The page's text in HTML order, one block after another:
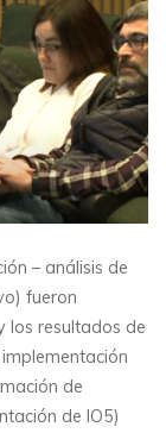
– análisis de
fueron
los resultados de
de
de IO5)